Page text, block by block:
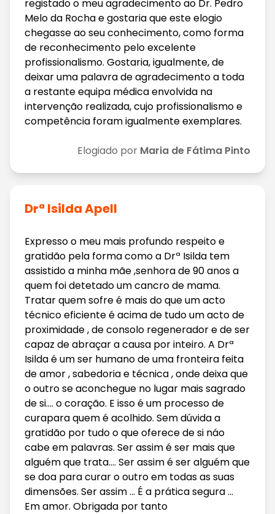
registado o meu agradecimento ao Dr. Pedro
Melo da Rocha e gostaria que este elogio
chegasse ao seu conhecimento, como forma
de reconhecimento pelo excelente
profissionalismo. Gostaria, igualmente, de
deixar uma palavra de agradecimento a toda
a restante equipa médica envolvida na
intervenção realizada, cujo profissionalismo e
competência foram igualmente exemplares.
Elogiado por Maria de Fátima Pinto
Drª Isilda Apell
Expresso o meu mais profundo respeito e
gratidão pela forma como a Drª Isilda tem
assistido a minha mãe ,senhora de 90 anos a
quem foi detetado um cancro de mama.
Tratar quem sofre é mais do que um acto
técnico eficiente é acima de tudo um acto de
proximidade , de consolo regenerador e de ser
capaz de abraçar a causa por inteiro. A Drª
Isilda é um ser humano de uma fronteira feita
de amor , sabedoria e técnica , onde deixa que
o outro se aconchegue no lugar mais sagrado
de si.... o coração. E isso é um processo de
curapara quem é acolhido. Sem dúvida a
gratidão por tudo o que oferece de si náo
cabe em palavras. Ser assim é ser mais que
alguém que trata.... Ser assim é ser alguém que
se doa para curar o outro em todas as suas
dimensões. Ser assim ... É a prática segura ...
Em amor. Obrigada por tanto